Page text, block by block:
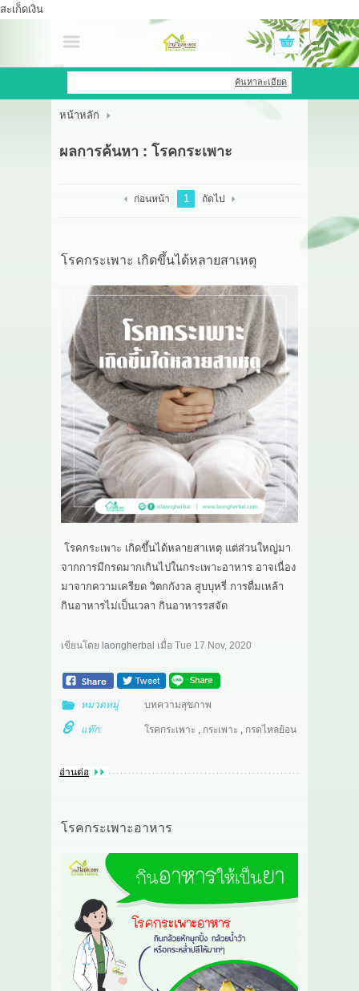
สะเก็ดเงิน
เข้าสู่ระบบ สมัครสมาชิก
สินค้าที่สนใจ
หน้าหลัก
GREEN HOUSE
เกี่ยวกับเรา
ติดต่อเรา
ค้นหาละเอียด
หน้าหลัก
ผลการค้นหา : โรคกระเพาะ
ก่อนหน้า 1 ถัดไป
โรคกระเพาะ เกิดขึ้นได้หลายสาเหตุ
โรคกระเพาะ เกิดขึ้นได้หลายสาเหตุ แต่ส่วนใหญ่มา
จากการมีกรดมากเกินไปในกระเพาะอาหาร อาจเนื่อง
มาจากความเครียด วิตกกังวล สูบบุหรี่ การดื่มเหล้า
กินอาหารไม่เป็นเวลา กินอาหารรสจัด
เขียนโดย laongherbal เมื่อ Tue 17 Nov, 2020
หมวดหมู่ บทความสุขภาพ
แท๊ก: โรคกระเพาะ , กระเพาะ , กรดไหลย้อน
อ่านต่อ
โรคกระเพาะอาหาร